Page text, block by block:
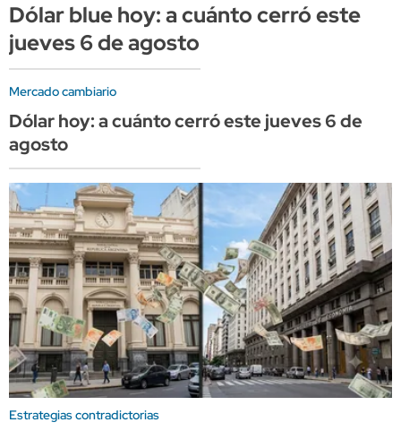
Dólar blue hoy: a cuánto cerró este
jueves 6 de agosto
Mercado cambiario
Dólar hoy: a cuánto cerró este jueves 6 de
agosto
Estrategias contradictorias